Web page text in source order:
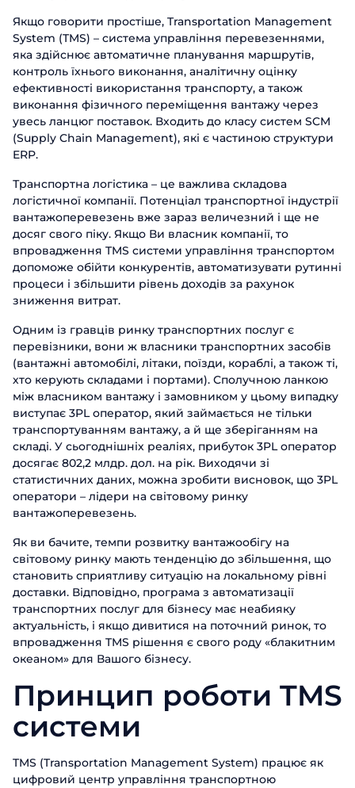
Якщо говорити простіше, Transportation Management
System (TMS) – система управління перевезеннями,
яка здійснює автоматичне планування маршрутів,
контроль їхнього виконання, аналітичну оцінку
ефективності використання транспорту, а також
виконання фізичного переміщення вантажу через
увесь ланцюг поставок. Входить до класу систем SCM
(Supply Chain Management), які є частиною структури
ERP.
Транспортна логістика – це важлива складова
логістичної компанії. Потенціал транспортної індустрії
вантажоперевезень вже зараз величезний і ще не
досяг свого піку. Якщо Ви власник компанії, то
впровадження TMS системи управління транспортом
допоможе обійти конкурентів, автоматизувати рутинні
процеси і збільшити рівень доходів за рахунок
зниження витрат.
Одним із гравців ринку транспортних послуг є
перевізники, вони ж власники транспортних засобів
(вантажні автомобілі, літаки, поїзди, кораблі, а також ті,
хто керують складами і портами). Сполучною ланкою
між власником вантажу і замовником у цьому випадку
виступає 3PL оператор, який займається не тільки
транспортуванням вантажу, а й ще зберіганням на
складі. У сьогоднішніх реаліях, прибуток 3PL оператор
досягає 802,2 млдр. дол. на рік. Виходячи зі
статистичних даних, можна зробити висновок, що 3PL
оператори – лідери на світовому ринку
вантажоперевезень.
Як ви бачите, темпи розвитку вантажообігу на
світовому ринку мають тенденцію до збільшення, що
становить сприятливу ситуацію на локальному рівні
доставки. Відповідно, програма з автоматизації
транспортних послуг для бізнесу має неабияку
актуальність, і якщо дивитися на поточний ринок, то
впровадження TMS рішення є свого роду «блакитним
океаном» для Вашого бізнесу.
Принцип роботи TMS
системи
TMS (Transportation Management System) працює як
цифровий центр управління транспортною